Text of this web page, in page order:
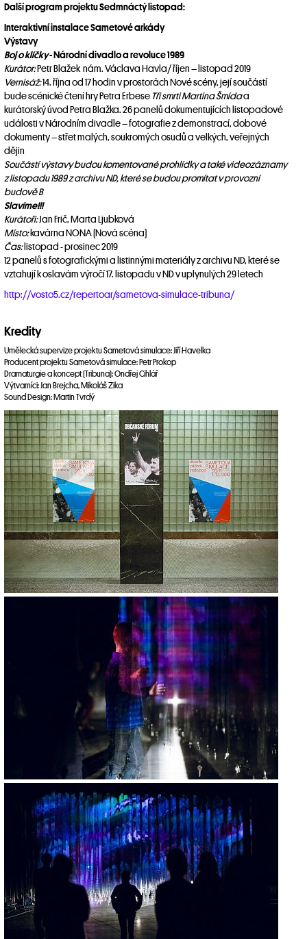
Další program projektu Sedmnáctý listopad:
Interaktivní instalace Sametové arkády
Výstavy
Boj o klíčky- Národní divadlo a revoluce 1989
Kurátor:Petr Blažek nám. Václava Havla/říjen – listopad 2019
Vernisáž:14. října od 17 hodin v prostorách Nové scény, její součástí
bude scénické čtení hry Petra Erbese Tři smrti Martina Šmídaa
kurátorský úvod Petra Blažka. 26 panelů dokumentujících listopadové
události v Národním divadle – fotografie z demonstrací, dobové
dokumenty – střet malých, soukromých osudů a velkých, veřejných
dějin
Součástí výstavy budou komentované prohlídky a také videozáznamy
z listopadu 1989 z archivu ND, které se budou promítat v provozní
budově B
Slavíme!!!
Kurátoři:Jan Frič, Marta Ljubková
Místo: kavárna NONA (Nová scéna)
Čas: listopad - prosinec 2019
12 panelů s fotografickými a listinnými materiály z archivu ND, které se
vztahují k oslavám výročí 17. listopadu v ND v uplynulých 29 letech
http://vosto5.cz/repertoar/sametova-simulace-tribuna/
Kredity
Umělecká supervize projektu Sametová simulace: Jiří Havelka
Producent projektu Sametová simulace: Petr Prokop
Dramaturgie a koncept (Tribuna): Ondřej Cihlář
Výtvarníci: Jan Brejcha, Mikoláš Zika
Sound Design: Martin Tvrdý